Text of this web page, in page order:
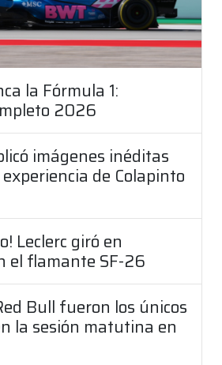
la Fórmula 1:
2026
imágenes inéditas
de Colapinto
Leclerc giró en
el flamante SF-26
Bull fueron los únicos
la sesión matutina en